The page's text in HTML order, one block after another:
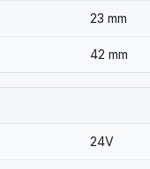
23 mm
42 mm
24V